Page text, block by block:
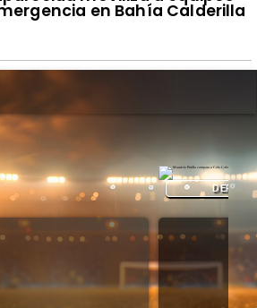
en Bahía Calderilla